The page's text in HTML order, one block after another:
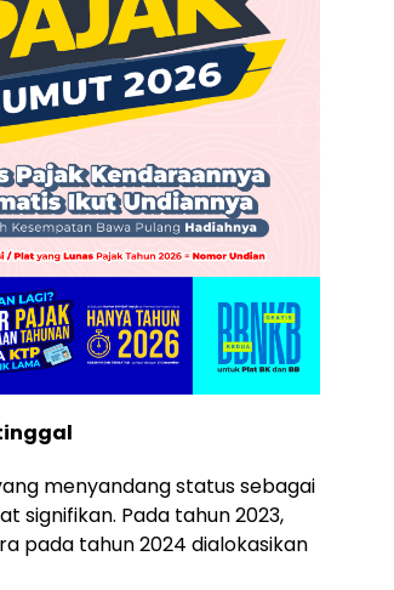
menyandang status sebagai
signifikan. Pada tahun 2023,
pada tahun 2024 dialokasikan